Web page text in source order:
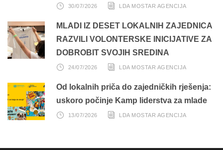
30/07/2026 LDA MOSTAR AGENCIJA
MLADI IZ DESET LOKALNIH ZAJEDNICA
RAZVILI VOLONTERSKE INICIJATIVE ZA
DOBROBIT SVOJIH SREDINA
24/07/2026 LDA MOSTAR AGENCIJA
Od lokalnih priča do zajedničkih rješenja:
uskoro počinje Kamp liderstva za mlade
13/07/2026 LDA MOSTAR AGENCIJA